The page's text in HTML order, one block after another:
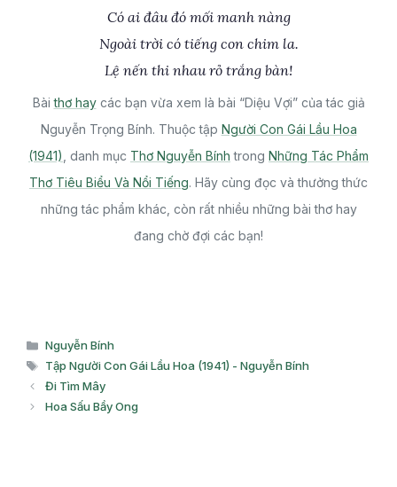
Có ai đâu đó mối manh nàng
Ngoài trời có tiếng con chim la.
Lệ nến thi nhau rỏ trắng bàn!
Bàithơ haycác bạn vừa xem là bài “Diệu Vợi” của tác giả
Nguyễn Trọng Bính. Thuộc tập Người Con Gái Lầu Hoa
(1941) , danh mục Thơ Nguyễn Bính trong Những Tác Phẩm
Thơ Tiêu Biểu Và Nổi Tiếng. Hãy cùng đọc và thưởng thức
những tác phẩm khác, còn rất nhiều những bài thơ hay
đang chờ đợi các bạn!
Danh
mục
Nguyễn Bính
Thẻ
Tập Người Con Gái Lầu Hoa (1941) - Nguyễn Bính
Đi Tìm Mây
Hoa Sấu Bầy Ong